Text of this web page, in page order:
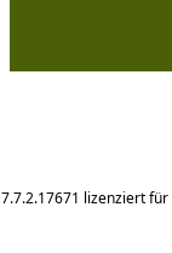
7.7.2.17671 lizenziert für